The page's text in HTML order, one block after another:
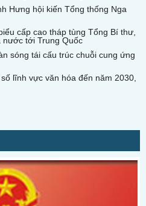
Hưng hội kiến Tổng thống Nga
cấp cao tháp tùng Tổng Bí thư,
nước tới Trung Quốc
sóng tái cấu trúc chuỗi cung ứng
lĩnh vực văn hóa đến năm 2030,